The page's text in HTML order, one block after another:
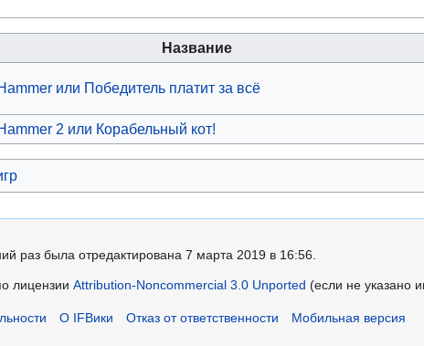
Название
или Победитель платит за всё
2 или Корабельный кот!
раз была отредактирована 7 марта 2019 в 16:56.
лицензииAttribution-Noncommercial 3.0 Unported (если не указано
О IFВики Отказ от ответственности Мобильная версия